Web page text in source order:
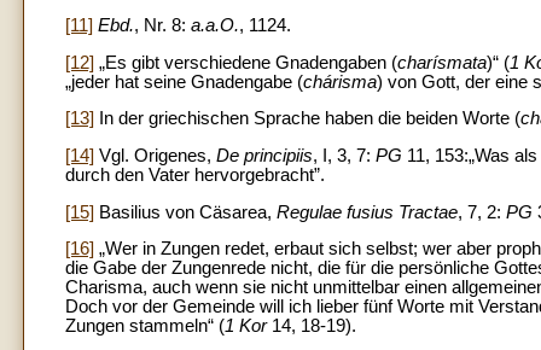
[11] Ebd., Nr. 8: a.a.O., 1124.
[12] „Es gibt verschiedene Gnadengaben (charísmata)“ (1
„jeder hat seine Gnadengabe (chárisma) von Gott, der eine
[13]
In der griechischen Sprache haben die beiden Worte (
[14] Vgl. Origenes, De principiis, I, 3, 7: PG 11, 153:„Was
durch den Vater hervorgebracht”.
[15] Basilius von Cäsarea, Regulae fusius Tractae, 7, 2: PG
[16] „Wer in Zungen redet, erbaut sich selbst; wer aber
die Gabe der Zungenrede nicht, die für die persönliche
Charisma, auch wenn sie nicht unmittelbar einen
Doch vor der Gemeinde will ich lieber fünf Worte mit
Zungen stammeln“ (1 Kor14, 18-19).